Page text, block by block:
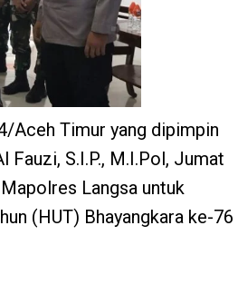
Aceh Timur yang dipimpin
S.I.P., M.I.Pol, Jumat
Langsa untuk
(HUT) Bhayangkara ke-76